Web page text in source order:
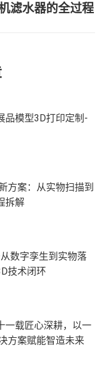
滤水器的全过程
品模型3D打印定制-
方案：从实物扫描到
拆解
数字孪生到实物落
技术闭环
一载匠心深耕，以一
方案赋能智造未来